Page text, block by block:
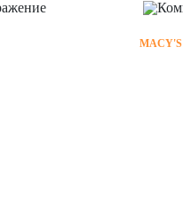
MACY'S